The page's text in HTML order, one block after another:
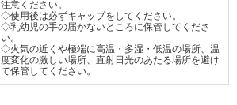
注意ください。
◇使用後は必ずキャップをしてください。
◇乳幼児の手の届かないところに保管してくださ
い。
◇火気の近くや極端に高温・多湿・低温の場所、温
度変化の激しい場所、直射日光のあたる場所を避け
て保管してください。